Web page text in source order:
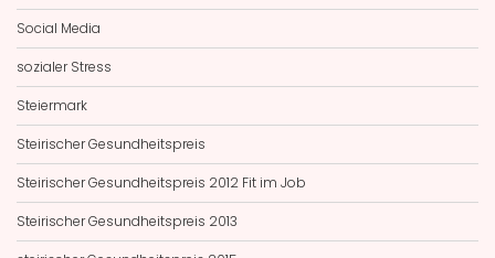
Social Media
sozialer Stress
Steiermark
Steirischer Gesundheitspreis
Steirischer Gesundheitspreis 2012 Fit im Job
Steirischer Gesundheitspreis 2013